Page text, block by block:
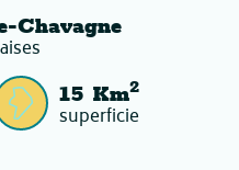
Chavagne
15 Km2
superficie